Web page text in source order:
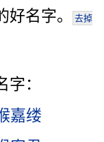
好名字。 去掉
：
嘉缕